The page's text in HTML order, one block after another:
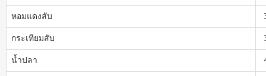
หอมแดงสับ
กระเทียมสับ
น้ำปลา